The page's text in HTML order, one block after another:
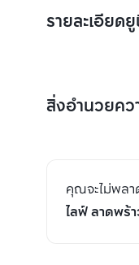
รายละเอียด
สิ่งอำนวยคว
คุณจะไม่พลา
ไลฟ์ ลาดพร้